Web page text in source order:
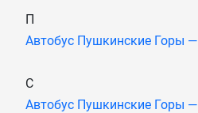
П
Автобус Пушкинские Горы —
С
Автобус Пушкинские Горы —